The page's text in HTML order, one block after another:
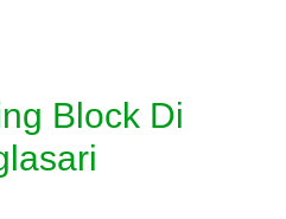
Block Di